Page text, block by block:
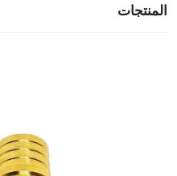
المنتجات